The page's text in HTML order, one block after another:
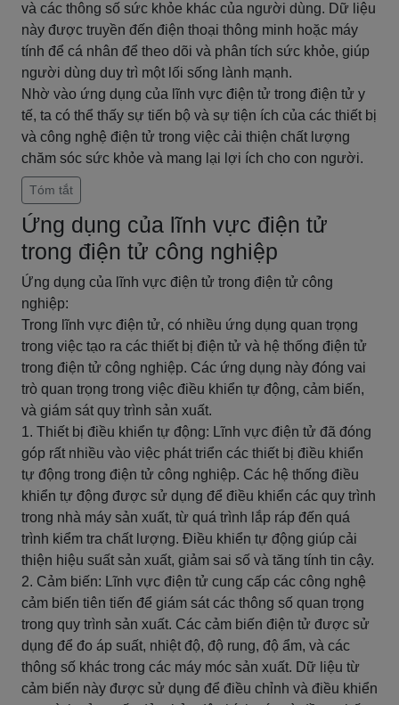
và các thông số sức khỏe khác của người dùng. Dữ liệu
này được truyền đến điện thoại thông minh hoặc máy
tính để cá nhân để theo dõi và phân tích sức khỏe, giúp
người dùng duy trì một lối sống lành mạnh.
Nhờ vào ứng dụng của lĩnh vực điện tử trong điện tử y
tế, ta có thể thấy sự tiến bộ và sự tiện ích của các thiết bị
và công nghệ điện tử trong việc cải thiện chất lượng
chăm sóc sức khỏe và mang lại lợi ích cho con người.
Tóm tắt
Ứng dụng của lĩnh vực điện tử
trong điện tử công nghiệp
Ứng dụng của lĩnh vực điện tử trong điện tử công
nghiệp:
Trong lĩnh vực điện tử, có nhiều ứng dụng quan trọng
trong việc tạo ra các thiết bị điện tử và hệ thống điện tử
trong điện tử công nghiệp. Các ứng dụng này đóng vai
trò quan trọng trong việc điều khiển tự động, cảm biến,
và giám sát quy trình sản xuất.
1. Thiết bị điều khiển tự động: Lĩnh vực điện tử đã đóng
góp rất nhiều vào việc phát triển các thiết bị điều khiển
tự động trong điện tử công nghiệp. Các hệ thống điều
khiển tự động được sử dụng để điều khiển các quy trình
trong nhà máy sản xuất, từ quá trình lắp ráp đến quá
trình kiểm tra chất lượng. Điều khiển tự động giúp cải
thiện hiệu suất sản xuất, giảm sai số và tăng tính tin cậy.
2. Cảm biến: Lĩnh vực điện tử cung cấp các công nghệ
cảm biến tiên tiến để giám sát các thông số quan trọng
trong quy trình sản xuất. Các cảm biến điện tử được sử
dụng để đo áp suất, nhiệt độ, độ rung, độ ẩm, và các
thông số khác trong các máy móc sản xuất. Dữ liệu từ
cảm biến này được sử dụng để điều chỉnh và điều khiển